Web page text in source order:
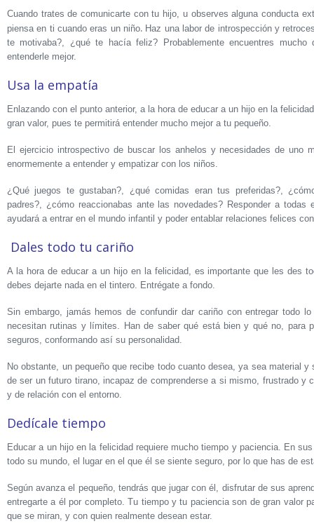
Cuando trates de comunicarte con tu hijo, u observes alguna conducta
piensa en ti cuando eras un niño. Haz una labor de introspección y
te motivaba?, ¿qué te hacía feliz? Probablemente encuentres
entenderle mejor.
Usa la empatía
Enlazando con el punto anterior, a la hora de educar a un hijo en la
gran valor, pues te permitirá entender mucho mejor a tu pequeño.
El ejercicio introspectivo de buscar los anhelos y necesidades de uno
enormemente a entender y empatizar con los niños.
¿Qué juegos te gustaban?, ¿qué comidas eran tus preferidas?,
padres?, ¿cómo reaccionabas ante las novedades? Responder a
ayudará a entrar en el mundo infantil y poder entablar relaciones felices
Dales todo tu cariño
A la hora de educar a un hijo en la felicidad, es importante que les des
debes dejarte nada en el tintero. Entrégate a fondo.
Sin embargo, jamás hemos de confundir dar cariño con entregar todo
necesitan rutinas y límites. Han de saber qué está bien y qué no, para
seguros, conformando así su personalidad.
No obstante, un pequeño que recibe todo cuanto desea, ya sea material y
de ser un futuro tirano, incapaz de comprenderse a si mismo, frustrado y
y de relación con el entorno.
Dedícale tiempo
Educar a un hijo en la felicidad requiere mucho tiempo y paciencia. En
todo su mundo, el lugar en el que él se siente seguro, por lo que has de
Según avanza el pequeño, tendrás que jugar con él, disfrutar de sus
entregarte a él por completo. Tu tiempo y tu paciencia son de gran valor
que se miran, y con quien realmente desean estar.